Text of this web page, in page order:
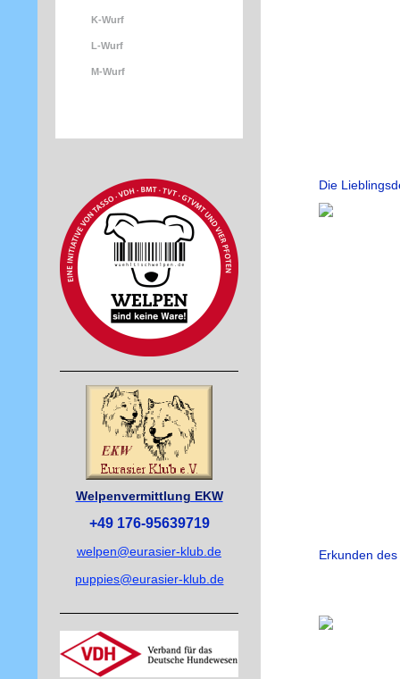
K-Wurf
L-Wurf
M-Wurf
Welpenvermittlung EKW
+49 176-95639719
welpen@eurasier-klub.de
puppies@eurasier-klub.de
Die
Erkunden